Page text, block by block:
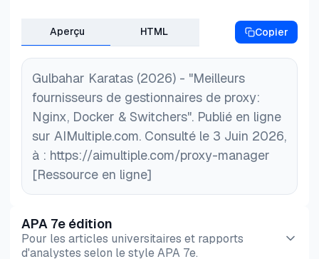
Aperçu HTML Copier
Gulbahar Karatas (2026) - "Meilleurs
fournisseurs de gestionnaires de proxy:
Nginx, Docker & Switchers". Publié en ligne
sur AIMultiple.com. Consulté le 3 Juin 2026,
à : https://aimultiple.com/proxy-manager
[Ressource en ligne]
APA 7e édition
Pour les articles universitaires et rapports
d'analystes selon le style APA 7e.